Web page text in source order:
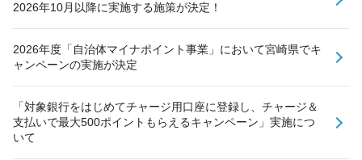
2026年10月以降に実施する施策が決定！
2026年度「自治体マイナポイント事業」において宮崎県でキ
ャンペーンの実施が決定
「対象銀行をはじめてチャージ用口座に登録し、チャージ＆
支払いで最大500ポイントもらえるキャンペーン」実施につ
いて